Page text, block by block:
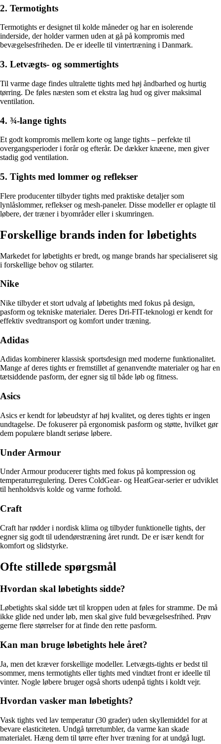
2. Termotights
Termotights er designet til kolde måneder og har en isolerende
inderside, der holder varmen uden at gå på kompromis med
bevægelsesfriheden. De er ideelle til vintertræning i Danmark.
3. Letvægts- og sommertights
Til varme dage findes ultralette tights med høj åndbarhed og hurtig
tørring. De føles næsten som et ekstra lag hud og giver maksimal
ventilation.
4. ¾-lange tights
Et godt kompromis mellem korte og lange tights – perfekte til
overgangsperioder i forår og efterår. De dækker knæene, men giver
stadig god ventilation.
5. Tights med lommer og reflekser
Flere producenter tilbyder tights med praktiske detaljer som
lynlåslommer, reflekser og mesh-paneler. Disse modeller er oplagte til
løbere, der træner i byområder eller i skumringen.
Forskellige brands inden for løbetights
Markedet for løbetights er bredt, og mange brands har specialiseret sig
i forskellige behov og stilarter.
Nike
Nike tilbyder et stort udvalg af løbetights med fokus på design,
pasform og tekniske materialer. Deres Dri-FIT-teknologi er kendt for
effektiv svedtransport og komfort under træning.
Adidas
Adidas kombinerer klassisk sportsdesign med moderne funktionalitet.
Mange af deres tights er fremstillet af genanvendte materialer og har en
tætsiddende pasform, der egner sig til både løb og fitness.
Asics
Asics er kendt for løbeudstyr af høj kvalitet, og deres tights er ingen
undtagelse. De fokuserer på ergonomisk pasform og støtte, hvilket gør
dem populære blandt seriøse løbere.
Under Armour
Under Armour producerer tights med fokus på kompression og
temperaturregulering. Deres ColdGear- og HeatGear-serier er udviklet
til henholdsvis kolde og varme forhold.
Craft
Craft har rødder i nordisk klima og tilbyder funktionelle tights, der
egner sig godt til udendørstræning året rundt. De er især kendt for
komfort og slidstyrke.
Ofte stillede spørgsmål
Hvordan skal løbetights sidde?
Løbetights skal sidde tæt til kroppen uden at føles for stramme. De må
ikke glide ned under løb, men skal give fuld bevægelsesfrihed. Prøv
gerne flere størrelser for at finde den rette pasform.
Kan man bruge løbetights hele året?
Ja, men det kræver forskellige modeller. Letvægts-tights er bedst til
sommer, mens termotights eller tights med vindtæt front er ideelle til
vinter. Nogle løbere bruger også shorts udenpå tights i koldt vejr.
Hvordan vasker man løbetights?
Vask tights ved lav temperatur (30 grader) uden skyllemiddel for at
bevare elasticiteten. Undgå tørretumbler, da varme kan skade
materialet. Hæng dem til tørre efter hver træning for at undgå lugt.